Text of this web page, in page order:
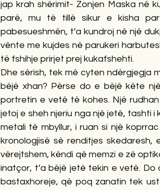
jap krah shërimit- Zonjen Maska në
parë, mu të tillë sikur e kisha
pabesueshmën, t’a kundroj në një
vënte me kujdes në parukeri
të fshihje prirjet prej kukafshehti.
Dhe sërish, tek më cyten ndërgjegja
bëjë xhan? Përse do e bëjë këte
portretin e vetë të kohes. Një
jetoj e sheh njeriu nga një jetë, tashti
metali të mbyllur, i ruan si një
kronologjisë së renditjes
vërejtshem, këndi që memzi e zë
inatçor, t’a bëjë jetë tekin e vetë.
bastaxhoreje, që poq zanatin tek